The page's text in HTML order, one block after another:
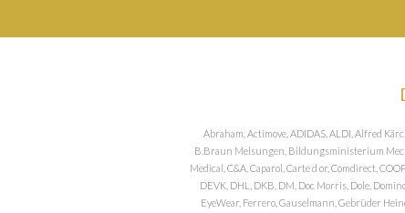
Abraham, Actimove, ADIDAS, ALDI, Alfred
B.Braun Melsungen, Bildungsministerium
Medical, C&A, Caparol, Carte d or, Comdirect,
DEVK, DHL, DKB, DM, Doc Morris, Dole,
EyeWear, Ferrero, Gauselmann, Gebrüder